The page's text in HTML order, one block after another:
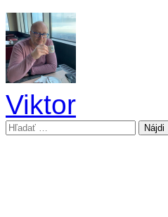
Viktor
Hľadať: